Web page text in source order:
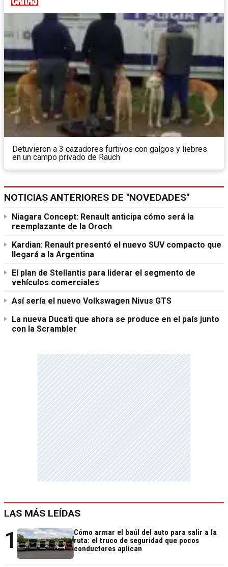
Detuvieron a 3 cazadores furtivos con galgos y liebres
en un campo privado de Rauch
NOTICIAS ANTERIORES DE "NOVEDADES"
Niagara Concept: Renault anticipa cómo será la
reemplazante de la Oroch
Kardian: Renault presentó el nuevo SUV compacto que
llegará a la Argentina
El plan de Stellantis para liderar el segmento de
vehículos comerciales
Así sería el nuevo Volkswagen Nivus GTS
La nueva Ducati que ahora se produce en el país junto
con la Scrambler
LAS MÁS LEÍDAS
1
Cómo armar el baúl del auto para salir a la
ruta: el truco de seguridad que pocos
conductores aplican